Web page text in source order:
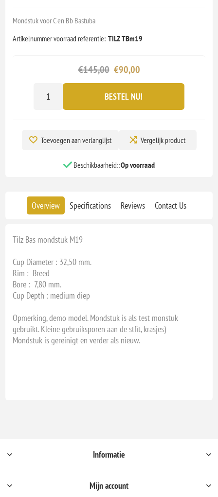
Mondstuk voor C en Bb Bastuba
Artikelnummer voorraad referentie: TILZ TBm19
€145,00 €90,00
BESTEL NU!
Toevoegen aan verlanglijst Vergelijk product
Beschikbaarheid::Op voorraad
Overview Specifications Reviews Contact Us
Tilz Bas mondstuk M19
Cup Diameter : 32,50 mm.
Rim : Breed
Bore : 7,80 mm.
Cup Depth : medium diep
Opmerking, demo model. Mondstuk is als test monstuk
gebruikt. Kleine gebruiksporen aan de stfit, krasjes)
Mondstuk is gereinigt en verder als nieuw.
Informatie
Mijn account